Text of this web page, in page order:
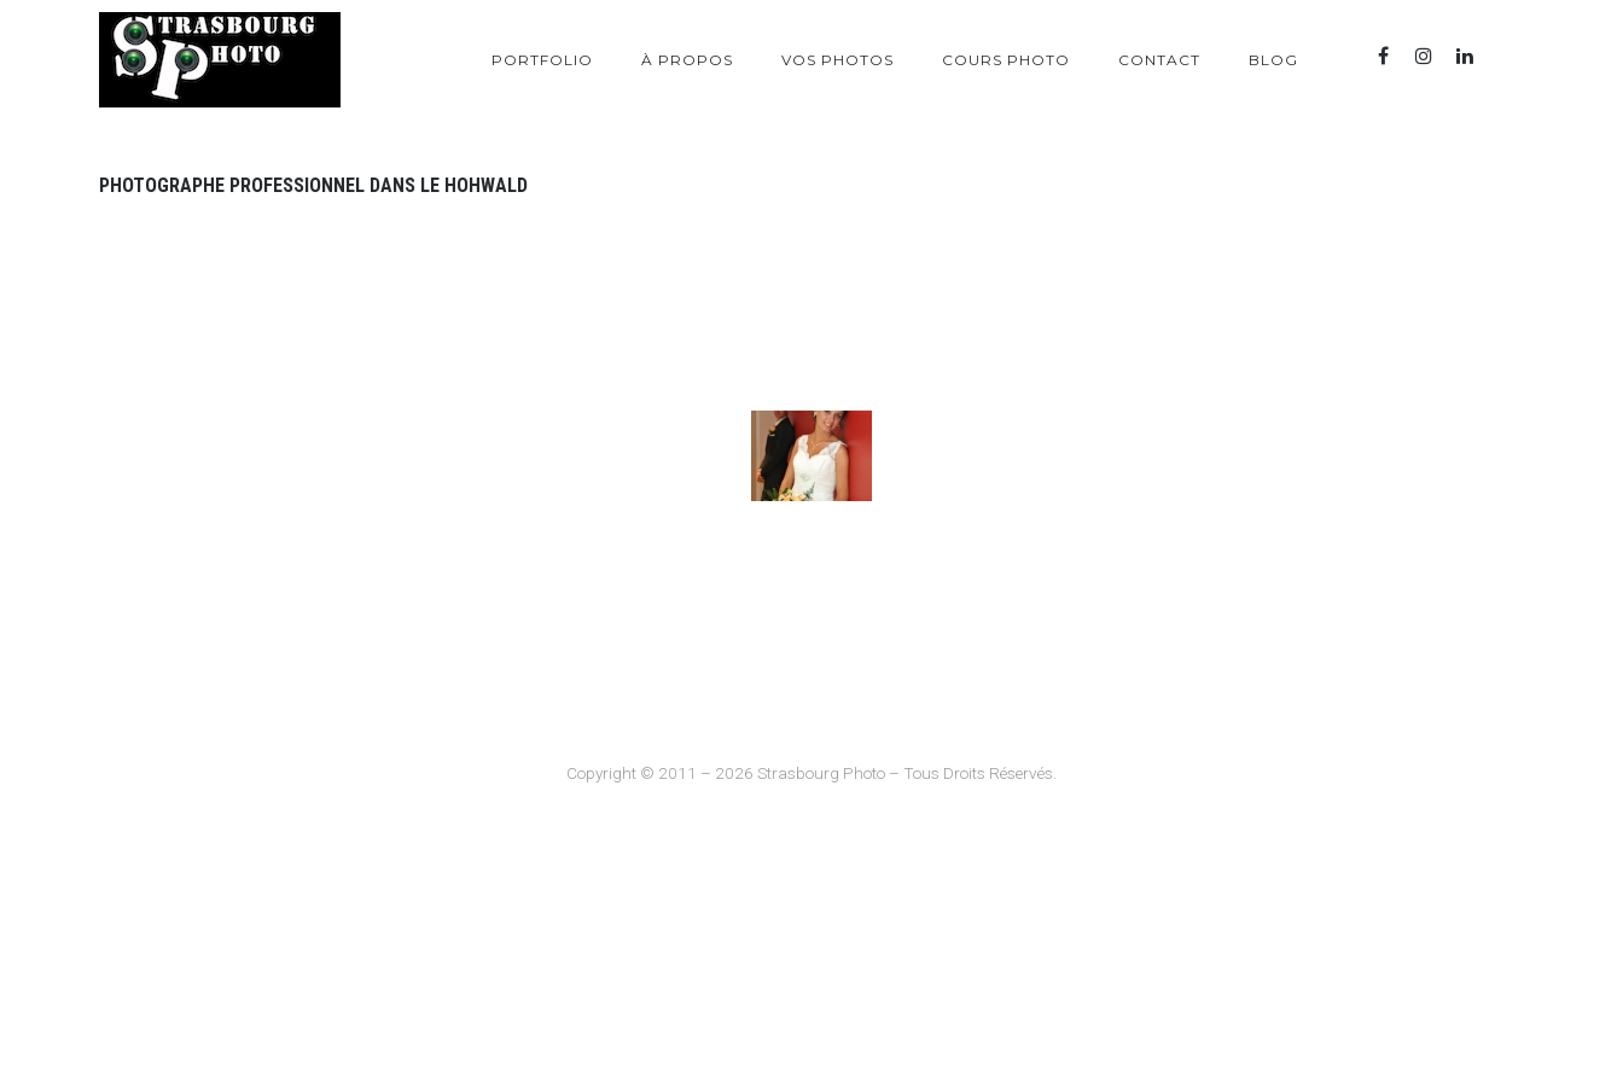
PORTFOLIO À PROPOS VOS PHOTOS COURS PHOTO CONTACT BLOG
PHOTOGRAPHE PROFESSIONNEL DANS LE HOHWALD
Copyright © 2011 – 2026 Strasbourg Photo – Tous Droits Réservés.